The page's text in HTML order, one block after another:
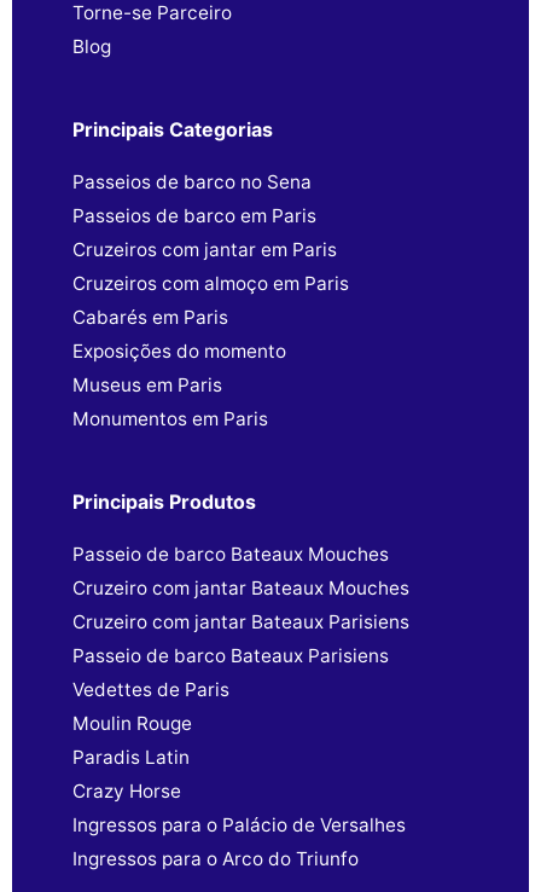
Torne-se Parceiro
Blog
Principais Categorias
Passeios de barco no Sena
Passeios de barco em Paris
Cruzeiros com jantar em Paris
Cruzeiros com almoço em Paris
Cabarés em Paris
Exposições do momento
Museus em Paris
Monumentos em Paris
Principais Produtos
Passeio de barco Bateaux Mouches
Cruzeiro com jantar Bateaux Mouches
Cruzeiro com jantar Bateaux Parisiens
Passeio de barco Bateaux Parisiens
Vedettes de Paris
Moulin Rouge
Paradis Latin
Crazy Horse
Ingressos para o Palácio de Versalhes
Ingressos para o Arco do Triunfo